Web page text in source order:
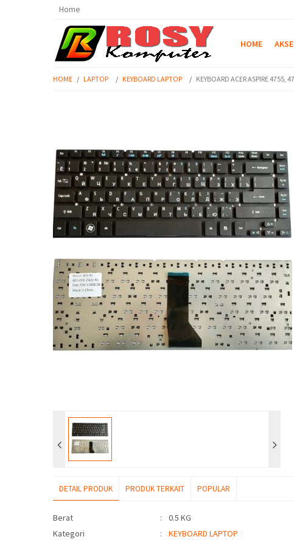
Home
HOME
HOME / LAPTOP / KEYBOARD LAPTOP / KEYBOARD ACER ASPIRE
DETAIL PRODUK PRODUK TERKAIT POPULAR
Detail Produk
Berat :
0.5 KG
Kategori
: KEYBOARD LAPTOP